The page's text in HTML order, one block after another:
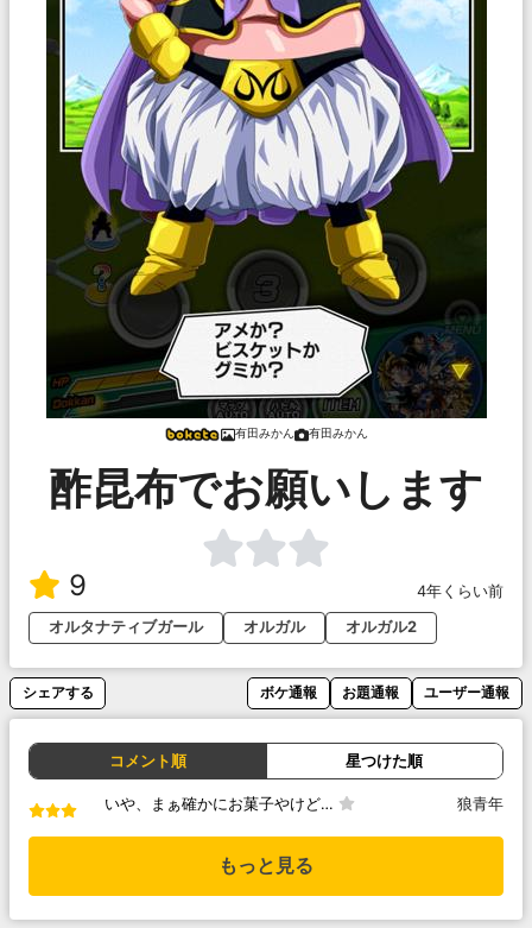
有田みかん 有田みかん
酢昆布でお願いします
9
4年くらい前
オルタナティブガール
オルガル オルガル2
シェアする ボケ通報 お題通報 ユーザー通報
コメント順 星つけた順
いや、まぁ確かにお菓子やけど… 狼青年
もっと見る